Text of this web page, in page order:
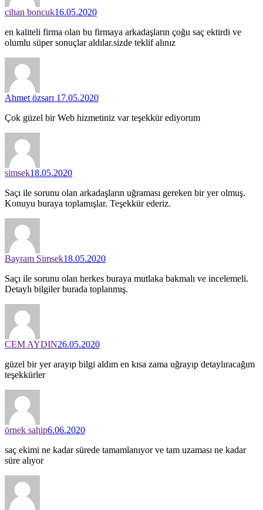
cihan boncuk16.05.2020
en kaliteli firma olan bu firmaya arkadaşların çoğu saç ektirdi ve
olumlu süper sonuçlar aldılar.sizde teklif alınız
Ahmet özsarı 17.05.2020
Çok güzel bir Web hizmetiniz var teşekkür ediyorum
simsek18.05.2020
Saçı ile sorunu olan arkadaşların uğraması gereken bir yer olmuş.
Konuyu buraya toplamışlar. Teşekkür ederiz.
Bayram Simsek18.05.2020
Saçı ile sorunu olan herkes buraya mutlaka bakmalı ve incelemeli.
Detaylı bilgiler burada toplanmış.
CEM AYDIN26.05.2020
güzel bir yer arayıp bilgi aldım en kısa zama uğrayıp detaylıracağım
teşekkürler
örnek sahip6.06.2020
saç ekimi ne kadar sürede tamamlanıyor ve tam uzaması ne kadar
süre alıyor